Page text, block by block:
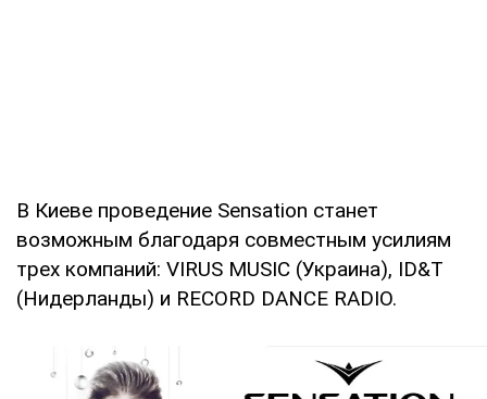
В Киеве проведение Sensation станет
возможным благодаря совместным усилиям
трех компаний: VIRUS MUSIC (Украина), ID&T
(Нидерланды) и RECORD DANCE RADIO.